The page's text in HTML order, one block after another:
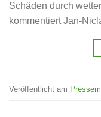
Schäden durch
kommentiert Jan-
Veröffentlicht am